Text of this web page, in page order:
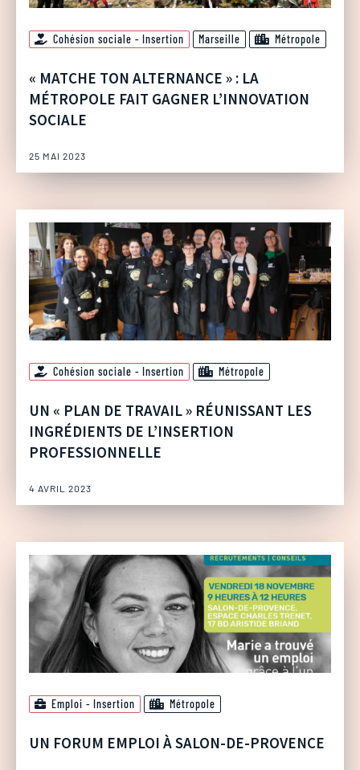
Cohésion sociale - Insertion Marseille Métropole
« MATCHE TON ALTERNANCE » : LA
MÉTROPOLE FAIT GAGNER L’INNOVATION
SOCIALE
25 MAI 2023
Cohésion sociale - Insertion Métropole
UN « PLAN DE TRAVAIL » RÉUNISSANT LES
INGRÉDIENTS DE L’INSERTION
PROFESSIONNELLE
4 AVRIL 2023
Emploi - Insertion Métropole
UN FORUM EMPLOI À SALON-DE-PROVENCE